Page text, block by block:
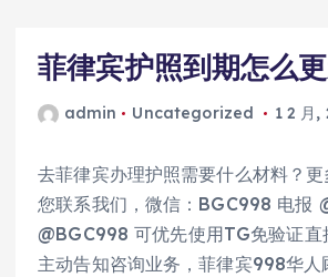
菲律宾护照到期怎么
admin Uncategorized 1 2 月,
去菲律宾办理护照需要什么材料？
您联系我们，微信：BGC998 电报
@BGC998 可优先使用TG免验证直
主动告知咨询业务，菲律宾998华人